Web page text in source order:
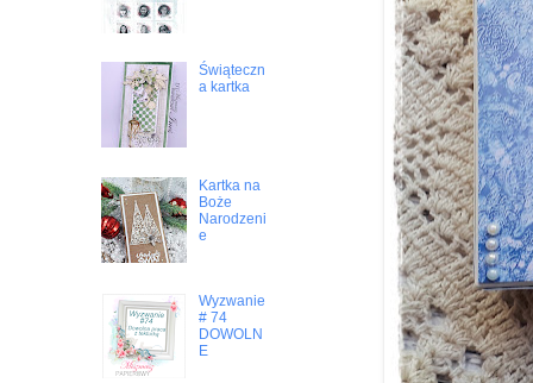
Świąteczn
a kartka
Kartka na
Boże
Narodzeni
e
Wyzwanie
# 74
DOWOLN
E